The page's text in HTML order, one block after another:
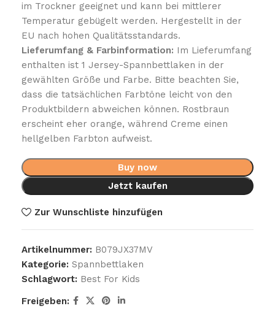
im Trockner geeignet und kann bei mittlerer
Temperatur gebügelt werden. Hergestellt in der
EU nach hohen Qualitätsstandards.
Lieferumfang & Farbinformation: Im Lieferumfang
enthalten ist 1 Jersey-Spannbettlaken in der
gewählten Größe und Farbe. Bitte beachten Sie,
dass die tatsächlichen Farbtöne leicht von den
Produktbildern abweichen können. Rostbraun
erscheint eher orange, während Creme einen
hellgelben Farbton aufweist.
Buy now
Jetzt kaufen
Zur Wunschliste hinzufügen
Artikelnummer: B079JX37MV
Kategorie: Spannbettlaken
Schlagwort: ‎Best For Kids
Freigeben: